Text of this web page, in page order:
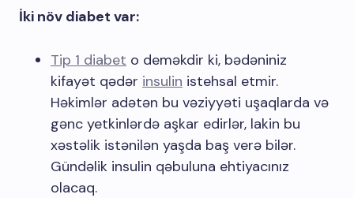
İki növ diabet var:
Tip 1 diabet o deməkdir ki, bədəniniz
kifayət qədər insulin istehsal etmir.
Həkimlər adətən bu vəziyyəti uşaqlarda və
gənc yetkinlərdə aşkar edirlər, lakin bu
xəstəlik istənilən yaşda baş verə bilər.
Gündəlik insulin qəbuluna ehtiyacınız
olacaq.